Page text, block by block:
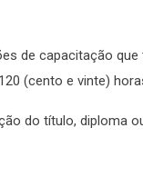
de capacitação
(cento e vinte)
do título, diploma